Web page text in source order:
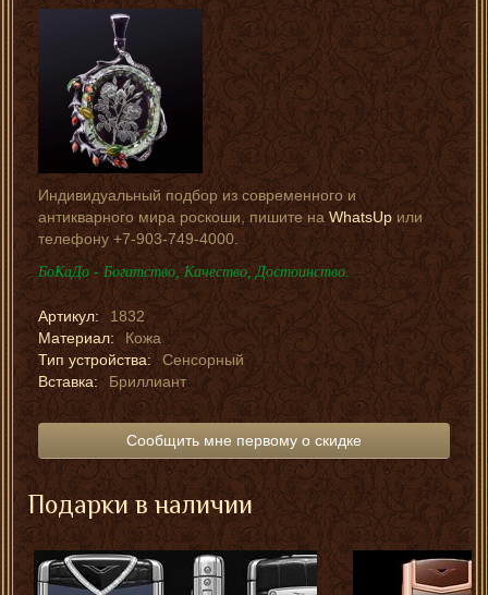
Индивидуальный подбор из современного и
антикварного мира роскоши, пишите наWhatsUpили
телефону +7-903-749-4000.
БоКаДо - Богатство, Качество, Достоинство.
Артикул:
1832
Материал:
Кожа
Тип устройства:
Сенсорный
Вставка:
Бриллиант
Сообщить мне первому о скидке
Подарки в наличии